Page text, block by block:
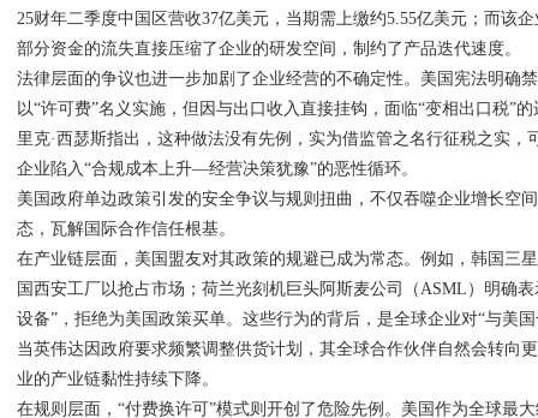
25财年二季度中国区营收37亿美元，当期需上缴约5.55亿美元；而该
部分资金的流失直接压缩了企业的研发空间，制约了产品迭代速度。
法律层面的争议也进一步加剧了企业经营的不确定性。美国宪法明确
以“许可费”名义实施，但因与出口收入直接挂钩，面临“变相出口税”
里克·西瑟斯指出，这种做法没有先例，实为借监管之名行征税之实，
企业陷入“合规成本上升—经营决策犹豫”的恶性循环。
美国政府单边政策引发的安全争议与规则扭曲，不仅吞噬企业增长空
态，瓦解国际合作信任根基。
在产业链层面，美国盟友对其政策的规避已成为常态。例如，韩国三
国西安工厂以抢占市场；荷兰光刻机巨头阿斯麦公司（ASML）明确
设备”，拒绝为美国政策买单。这些行为的背后，是全球企业对“与美
当英伟达因政府要求频繁调整供货计划，其全球合作伙伴自然会转向
业的产业链黏性持续下降。
在规则层面，“付费换许可”模式则开创了危险先例。美国作为全球最